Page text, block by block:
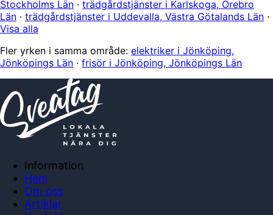
Stockholms Län · trädgårdstjänster i Karlskoga, Örebro
Län · trädgårdstjänster i Uddevalla, Västra Götalands Län ·
Visa alla
Fler yrken i samma område: elektriker i Jönköping,
Jönköpings Län · frisör i Jönköping, Jönköpings Län
Information
Hem
Om oss
Artiklar